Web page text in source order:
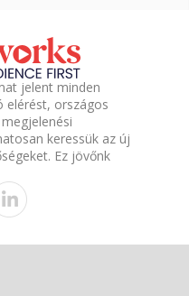
jelent minden
elérést, országos
keressük az új
Ez jövőnk